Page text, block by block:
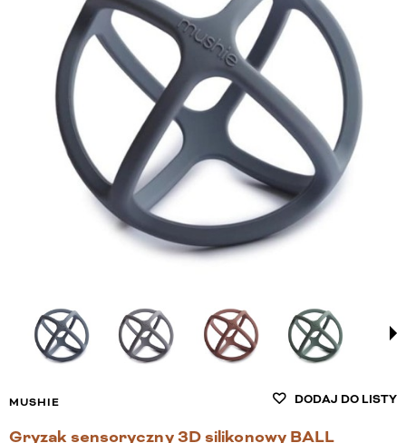
DODAJ DO LISTY
MUSHIE
Gryzak sensoryczny 3D silikonowy BALL